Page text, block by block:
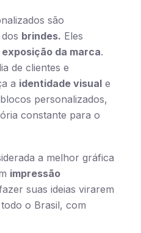
são
brindes. Eles
exposição da marca.
de clientes e
a identidade visual e
personalizados,
constante para o
a melhor gráfica
impressão
suas ideias virarem
o Brasil, com